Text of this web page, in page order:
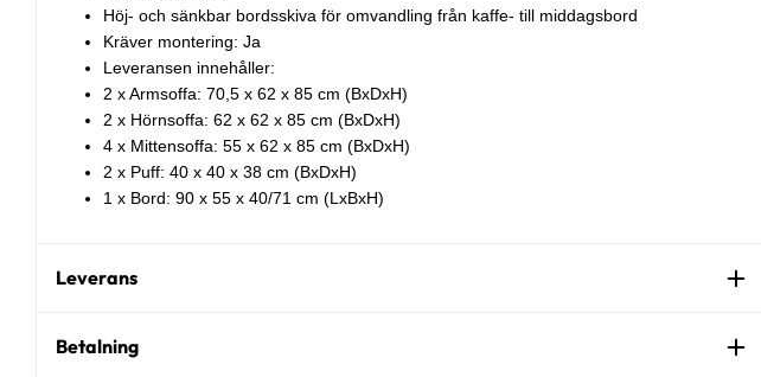
Höj- och sänkbar bordsskiva för omvandling från kaffe- till middagsbord
Kräver montering: Ja
Leveransen innehåller:
2 x Armsoffa: 70,5 x 62 x 85 cm (BxDxH)
2 x Hörnsoffa: 62 x 62 x 85 cm (BxDxH)
4 x Mittensoffa: 55 x 62 x 85 cm (BxDxH)
2 x Puff: 40 x 40 x 38 cm (BxDxH)
1 x Bord: 90 x 55 x 40/71 cm (LxBxH)
Leverans
Betalning